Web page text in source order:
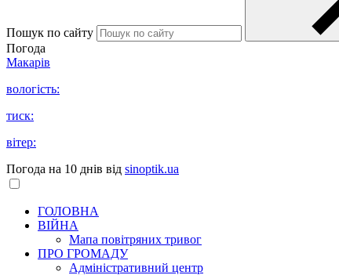
Пошук по сайту
Погода
Макарів
вологість:
тиск:
вітер:
Погода на 10 днів від sinoptik.ua
ГОЛОВНА
ВІЙНА
Мапа повітряних тривог
ПРО ГРОМАДУ
Aдміністративний центр